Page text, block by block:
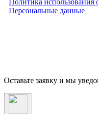
Персональные данные
Оставьте заявку и мы